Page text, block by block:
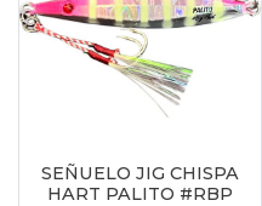
SEÑUELO JIG CHISPA
HART PALITO #RBP